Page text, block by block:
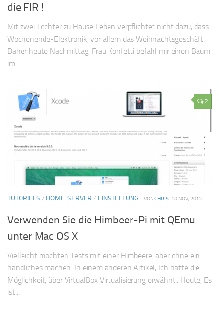
die FIR !
Mit zwei Töchter zu Hause Leben verpflichtet nicht dazu, dass
Wochenende-Elektronik, vor allem das Weihnachtsgeschäft.
Daher heute Nachmittag, Frau Konfetti befahl mir einen Baum
im...
2
TUTORIELS / HOME-SERVER / EINSTELLUNG · VONCHRIS · 30 NOV, 2013
Verwenden Sie die Himbeer-Pi mit QEmu
unter Mac OS X
Vielleicht möchten Tests mit einer Himbeere, aber ohne ein
handliches machen. In einem anderen Artikel, Ich hatte die
Möglichkeit, über VirtualBox Virtualisierung erwähnt.. Heute, Es
ist...